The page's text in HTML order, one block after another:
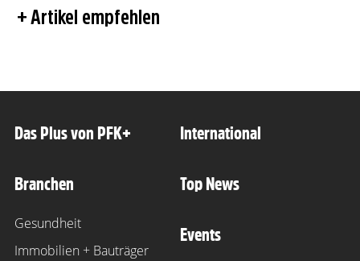
Artikel empfehlen
Das Plus von PFK+
Branchen
Gesundheit
Immobilien + Bauträger
International
Top News
Events